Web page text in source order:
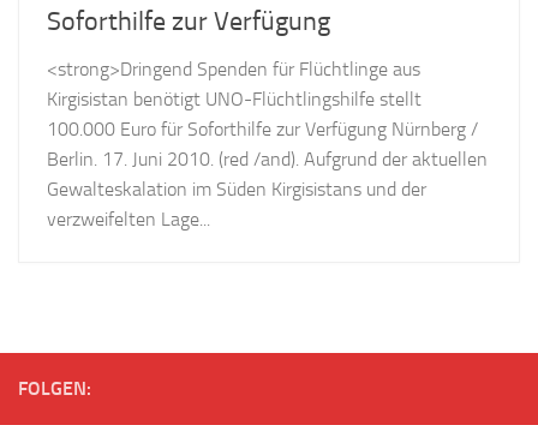
Soforthilfe zur Verfügung
<strong>Dringend Spenden für Flüchtlinge aus
Kirgisistan benötigt UNO-Flüchtlingshilfe stellt
100.000 Euro für Soforthilfe zur Verfügung Nürnberg /
Berlin. 17. Juni 2010. (red /and). Aufgrund der aktuellen
Gewalteskalation im Süden Kirgisistans und der
verzweifelten Lage...
FOLGEN: